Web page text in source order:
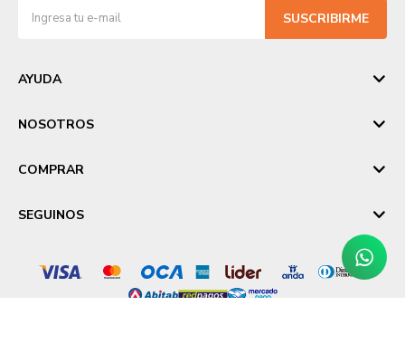
SUSCRIBIRME
AYUDA
NOSOTROS
COMPRAR
SEGUINOS